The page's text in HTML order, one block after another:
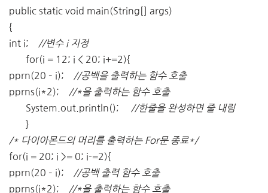
public static void main(String[] args)
{
int i;
//변수 i 지정
for(i = 12; i < 20; i+=2){
pprn(20 – i);
//공백을 출력하는 함수 호출
pprns(i*2);
//*을 출력하는 함수 호출
System.out.println();
//한줄을 완성하면 줄 내림
}
/* 다이아몬드의 머리를 출력하는 For문 종료*/
for(i = 20; i >= 0; i-=2){
pprn(20 – i);
//공백 출력 함수 호출
pprns(i*2);
//*을 출력하는 함수 호출